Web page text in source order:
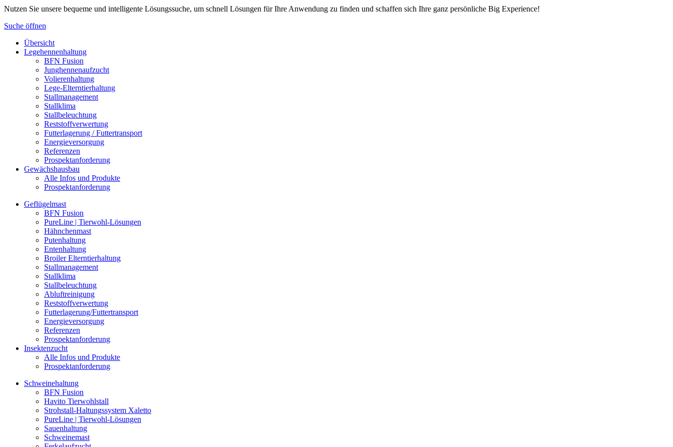
Nutzen Sie unsere bequeme und intelligente Lösungssuche, um schnell Lösungen für Ihre Anwendung zu finden und schaffen sich Ihre ganz persönliche Big Experience!
Suche öffnen
Übersicht
Legehennenhaltung
BFN Fusion
Junghennenaufzucht
Volierenhaltung
Lege-Elterntierhaltung
Stallmanagement
Stallklima
Stallbeleuchtung
Reststoffverwertung
Futterlagerung / Futtertransport
Energieversorgung
Referenzen
Prospektanforderung
Gewächshausbau
Alle Infos und Produkte
Prospektanforderung
Geflügelmast
BFN Fusion
PureLine | Tierwohl-Lösungen
Hähnchenmast
Putenhaltung
Entenhaltung
Broiler Elterntierhaltung
Stallmanagement
Stallklima
Stallbeleuchtung
Abluftreinigung
Reststoffverwertung
Futterlagerung/Futtertransport
Energieversorgung
Referenzen
Prospektanforderung
Insektenzucht
Alle Infos und Produkte
Prospektanforderung
Schweinehaltung
BFN Fusion
Havito Tierwohlstall
Strohstall-Haltungssystem Xaletto
PureLine | Tierwohl-Lösungen
Sauenhaltung
Schweinemast